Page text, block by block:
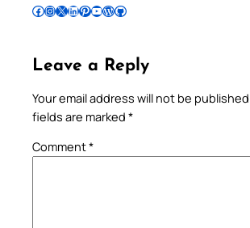
Follow Pradeep on Facebook Follow Pradeep on InstagramFollow Pradeep on X Follow Pradeep on LinkedIn Follow Pradeep on Pinterest Subscribe to Pradeep’s Youtube Channel Follow Pradeep on WordPress Follow Pradeep on GitHub
Leave a Reply
Your email address will not be
fields are marked *
Comment*